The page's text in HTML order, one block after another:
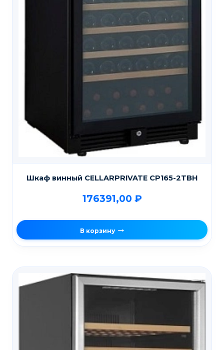
Шкаф винный CELLARPRIVATE CP165-2TBH
176391,00 ₽
В корзину